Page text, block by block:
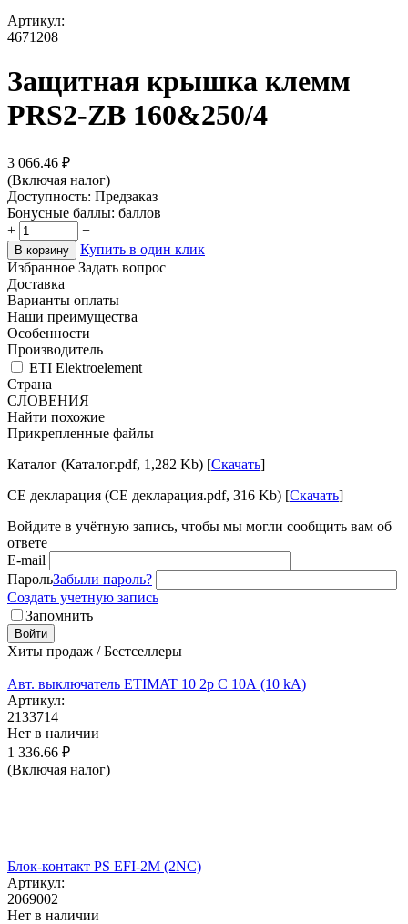
Артикул:
4671208
Защитная крышка клемм
PRS2-ZB 160&250/4
3 066.46 ₽
(Включая налог)
Доступность: Предзаказ
Бонусные баллы: баллов
+
−
В корзину
Купить в один клик
Избранное Задать вопрос
Доставка
Варианты оплаты
Наши преимущества
Особенности
Производитель
ETI Elektroelement
Страна
СЛОВЕНИЯ
Найти похожие
Прикрепленные файлы
Каталог (Каталог.pdf, 1,282 Kb) [Скачать]
CE декларация (CE декларация.pdf, 316 Kb) [Скачать]
Войдите в учётную запись, чтобы мы могли сообщить вам об
ответе
E-mail
ПарольЗабыли пароль?
Создать учетную запись
Запомнить
Войти
Хиты продаж / Бестселлеры
Авт. выключатель ETIMAT 10 2p C 10А (10 kA)
Артикул:
2133714
Нет в наличии
1 336.66 ₽
(Включая налог)
Блок-контакт PS EFI-2M (2NC)
Артикул:
2069002
Нет в наличии